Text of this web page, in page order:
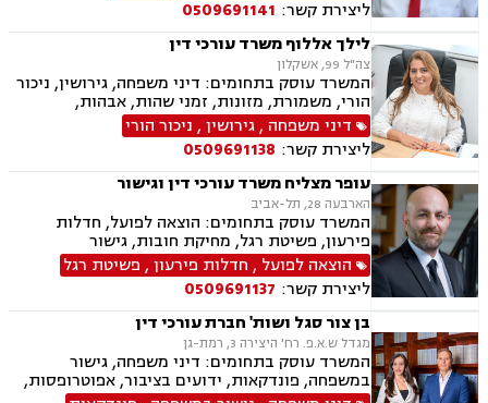
ומקרקעין, עסקאות מכר דירה, פינוי מושכר
ליצירת קשר: 0509691141
לילך אללוף משרד עורכי דין
צה"ל 99, אשקלון
המשרד עוסק בתחומים: דיני משפחה, גירושין, ניכור
הורי, משמורת, מזונות, זמני שהות, אבהות,
אפוטרופסות, גישור, חוק הנוער, חלוקת רכוש, ייפוי
כוח מתמשך חדלות פירעון, הוצאה לפועל, מחיקת
והסדרי חובות, פשיטת רגל.
דיני משפחה ,גירושין, ניכור הורי
ליצירת קשר: 0509691138
עופר מצליח משרד עורכי דין וגישור
הארבעה 28, תל-אביב
המשרד עוסק בתחומים: הוצאה לפועל, חדלות
פירעון, פשיטת רגל, מחיקת חובות, גישור
הוצאה לפועל , חדלות פירעון, פשיטת רגל
ליצירת קשר: 0509691137
בן צור סגל ושות' חברת עורכי דין
מגדל ש.א.פ. רח' היצירה 3, רמת-גן
המשרד עוסק בתחומים: דיני משפחה, גישור
במשפחה, פונדקאות, ידועים בציבור, אפוטרופסות,